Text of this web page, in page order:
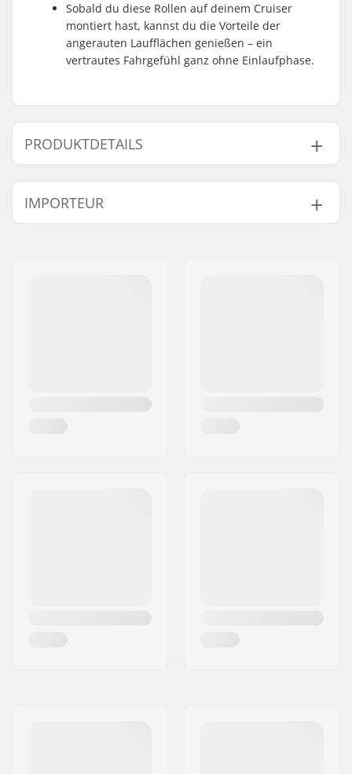
Sobald du diese Rollen auf deinem Cruiser
montiert hast, kannst du die Vorteile der
angerauten Laufflächen genießen – ein
vertrautes Fahrgefühl ganz ohne Einlaufphase.
PRODUKTDETAILS
Rollendurchmesser:
57mm
Kontaktfläche:
Rollenhärte:
80A
IMPORTEUR